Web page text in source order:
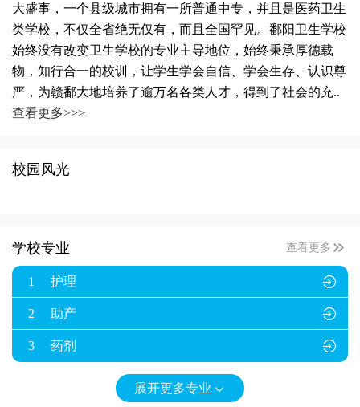
大盛事，一个县级城市拥有一所普通中专，并且是医药卫生
类学校，不仅全省绝无仅有，而且全国罕见。鄱阳卫生学校
始终没有改变卫生学校的专业主导地位，始终秉承厚德载
物，知行合一的校训，让学生学会自信、学会生存、认识尊
严，为赣鄱大地培养了逾万名各类人才，得到了社会的充..
查看更多>>>
校园风光
学校专业 查看更多

1 护理

2 助产

3 药剂
展开更多专业 